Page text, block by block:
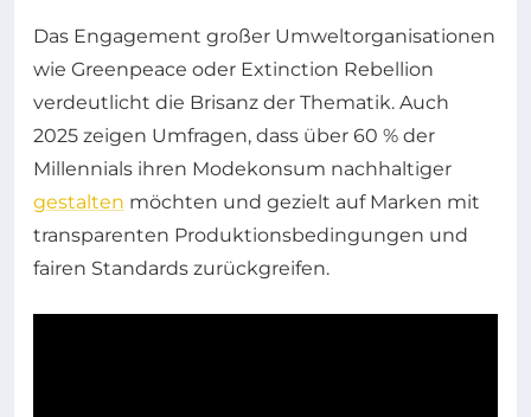
Das Engagement großer Umweltorganisationen
wie Greenpeace oder Extinction Rebellion
verdeutlicht die Brisanz der Thematik. Auch
2025 zeigen Umfragen, dass über 60 % der
Millennials ihren Modekonsum nachhaltiger
gestalten möchten und gezielt auf Marken mit
transparenten Produktionsbedingungen und
fairen Standards zurückgreifen.